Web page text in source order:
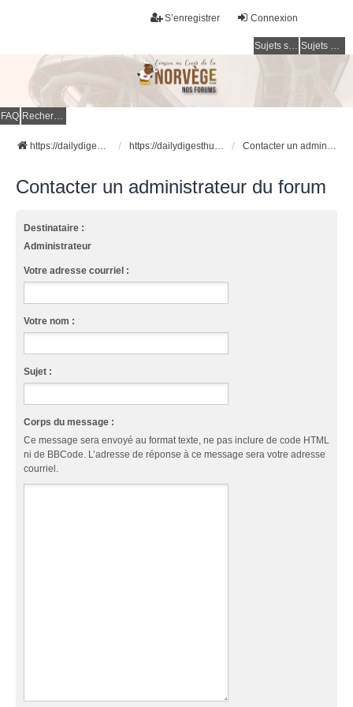
Connexion
S’enregistrer
Sujets sans réponse Sujets actifs
FAQ Rechercher
https://dailydigesthub.com https://dailydigesthub.com Contacter un administrateur du forum
Contacter un administrateur du forum
Destinataire :
Administrateur
Votre adresse courriel :
Votre nom :
Sujet :
Corps du message :
Ce message sera envoyé au format texte, ne pas inclure de code HTML
ni de BBCode. L’adresse de réponse à ce message sera votre adresse
courriel.